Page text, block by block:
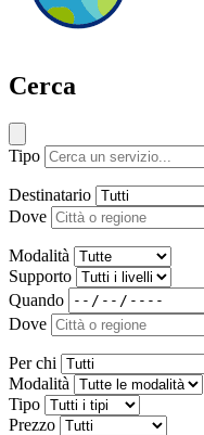
Cerca
Tipo
Destinatario
Dove
Modalità
Supporto
Quando
Dove
Per chi
Modalità
Tipo
Prezzo